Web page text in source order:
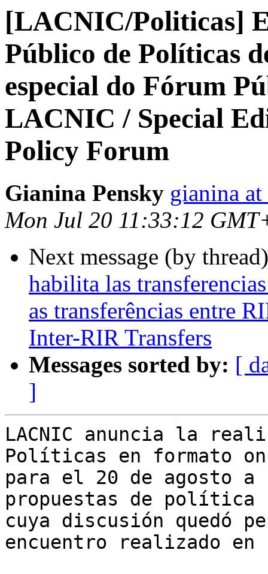
[LACNIC/Politicas]
Público de Políticas
especial do Fórum
LACNIC / Special
Policy Forum
Gianina Pensky gianina
Mon Jul 20 11:33:12
Next message (by
habilita las
as transferências entre
Inter-RIR Transfers
Messages sorted by: [
]
LACNIC anuncia la
Políticas en formato
para el 20 de agosto
propuestas de política
cuya discusión quedó
encuentro realizado en